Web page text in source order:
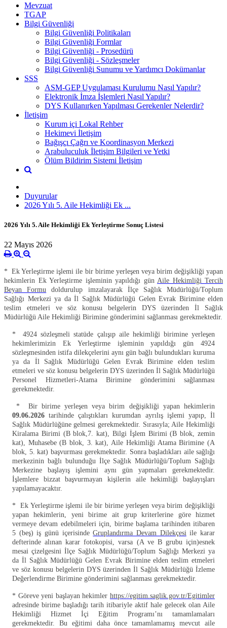
Mevzuat
TGAP
Bilgi Güvenliği
Bilgi Güvenliği Politikaları
Bilgi Güvenliği Formlar
Bilgi Güvenliği - Prosedürü
Bilgi Güvenliği - Sözleşmeler
Bilgi Güvenliği Sunumu ve Yardımcı Dokümanlar
SSS
ASM-GEP Uygulaması Kurulumu Nasıl Yapılır?
Elektronik İmza İşlemleri Nasıl Yapılır?
DYS Kullanırken Yapılması Gerekenler Nelerdir?
İletişim
Kurum içi Lokal Rehber
Hekimevi İletişim
Bağışçı Çağrı ve Koordinasyon Merkezi
Arabuluculuk İletişim Bilgileri ve Yetki
Ölüm Bildirim Sistemi İletişim
Duyurular
2026 Yılı 5. Aile Hekimliği Ek ...
2026 Yılı 5. Aile Hekimliği Ek Yerleştirme Sonuç Listesi
22 Mayıs 2026
* Ek Yerleştirme işlemi ile bir birime yerleşen veya birim değişikliği yapan
hekimlerin Ek Yerleştirme işleminin yapıldığı gün Aile Hekimliği Tercih
Beyan Formu doldurulup imzalayarak İlçe Sağlık Müdürlüğü/Toplum
Sağlığı Merkezi ya da İl Sağlık Müdürlüğü Gelen Evrak Birimine elden
teslim etmeleri ve söz konusu belgelerin DYS üzerinden İl Sağlık
Müdürlüğü Aile Hekimliği Birimine gönderimini sağlanması gerekmektedir.
* 4924 sözleşmeli statüde çalışıp aile hekimliği birimine yerleşen
hekimlerimizin Ek Yerleştirme işleminin yapıldığı gün 4924
sözleşmesinden istifa dilekçelerini aynı gün bağlı bulundukları kuruma
ya da İl Sağlık Müdürlüğü Gelen Evrak Birimine elden teslim
etmeleri ve söz konusu belgelerin DYS üzerinden İl Sağlık Müdürlüğü
Personel Hizmetleri-Atama Birimine gönderimini sağlanması
gerekmektedir.
* Bir birime yerleşen veya birim değişikliği yapan hekimlerin
09.06.2026 tarihinde çalıştıkları kurumdan ayrılış işlemi yapıp, İl
Sağlık Müdürlüğüne gelmesi gerekmektedir. Sırasıyla; Aile Hekimliği
Kiralama Birimi (B blok,7. kat), Bilgi İşlem Birimi (B blok, zemin
kat), Muhasebe (B blok, 3. kat), Aile Hekimliği Atama Birimine (A
blok, 5. kat) başvurması gerekmektedir. Sonra başladıkları aile sağlığı
merkezinin bağlı bulunduğu İlçe Sağlık Müdürlüğü/Toplum Sağlığı
Merkezine başlayış işlemini aynı gün yapmaları gerekmektedir.
İşlemlere bizzat başvurmayan kişilerin aile hekimliği başlayışları
yapılamayacaktır.
* Ek Yerleştirme işlemi ile bir birime yerleşen veya birim değişikliği
yapan hekimlerin, yeni birime ait grup kriterlerine göre hizmet
vermeye devam edebilmeleri için, birime başlama tarihinden itibaren
5 (beş) iş günü içerisindeGruplandırma Devam Dilekçesiile karar
defterinde alınan karar fotokopisi, varsa (A ve B grubu için)esnek
mesai çizelgesini İlçe Sağlık Müdürlüğü/Toplum Sağlığı Merkezi ya
da İl Sağlık Müdürlüğü Gelen Evrak Birimine elden teslim etmeleri
ve söz konusu belgelerin DYS üzerinden İl Sağlık Müdürlüğü İzleme
Değerlendirme Birimine gönderimini sağlanması gerekmektedir.
* Göreve yeni başlayan hekimler https://egitim.saglik.gov.tr/Egitimler
adresinde birime başladığı tarih itibariyle aktif hale gelecek olan Aile
Hekimliği Hizmet İçi Eğitim Programı’nı tamamlamaları
gerekmektedir. Bu eğitimi daha önce tamamlamamış mevcut aile